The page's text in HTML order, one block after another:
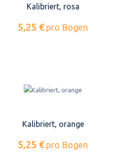
Kalibriert, rosa
5,25 € pro Bogen
Kalibriert, orange
5,25 € pro Bogen